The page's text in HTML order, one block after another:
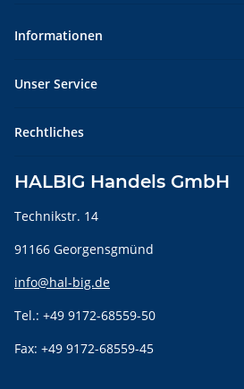
Informationen
Unser Service
Rechtliches
HALBIG Handels GmbH
Technikstr. 14
91166 Georgensgmünd
info@hal-big.de
Tel.: +49 9172-68559-50
Fax: +49 9172-68559-45